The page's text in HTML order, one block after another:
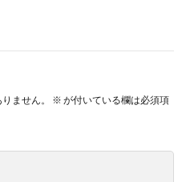
ません。 ※ が付いている欄は必須項